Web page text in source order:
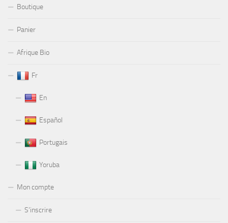
Boutique
Panier
Afrique Bio
Fr
En
Español
Portugais
Yoruba
Mon compte
S’inscrire